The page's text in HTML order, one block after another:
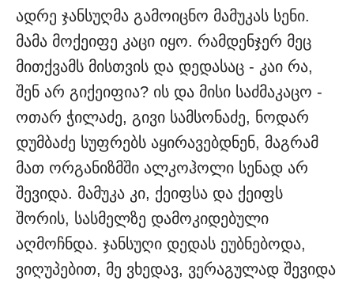
ადრე ჯანსუღმა გამოიცნო მამუკას სენი.
მამა მოქეიფე კაცი იყო. რამდენჯერ მეც
მითქვამს მისთვის და დედასაც - კაი რა,
შენ არ გიქეიფია? ის და მისი საძმაკაცო -
ოთარ ჭილაძე, გივი სამსონაძე, ნოდარ
დუმბაძე სუფრებს აყირავებდნენ, მაგრამ
მათ ორგანიზმში ალკოჰოლი სენად არ
შევიდა. მამუკა კი, ქეიფსა და ქეიფს
შორის, სასმელზე დამოკიდებული
აღმოჩნდა. ჯანსუღი დედას ეუბნებოდა,
ვიღუპებით, მე ვხედავ, ვერაგულად შევიდა